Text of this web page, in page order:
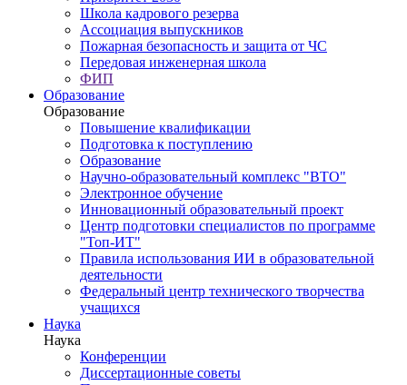
Школа кадрового резерва
Ассоциация выпускников
Пожарная безопасность и защита от ЧС
Передовая инженерная школа
ФИП
Образование
Образование
Повышение квалификации
Подготовка к поступлению
Образование
Научно-образовательный комплекс "ВТО"
Электронное обучение
Инновационный образовательный проект
Центр подготовки специалистов по программе
"Топ-ИТ"
Правила использования ИИ в образовательной
деятельности
Федеральный центр технического творчества
учащихся
Наука
Наука
Конференции
Диссертационные советы